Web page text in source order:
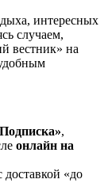
интересных
случаем,
вестник» на
,
онлайн на
«до